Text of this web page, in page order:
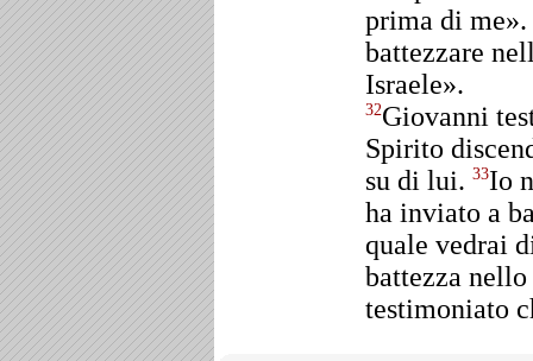
prima di me».
battezzare
Israele».
32Giovanni
Spirito
su di lui. 33Io
ha inviato a
quale vedrai
battezza
testimoniato